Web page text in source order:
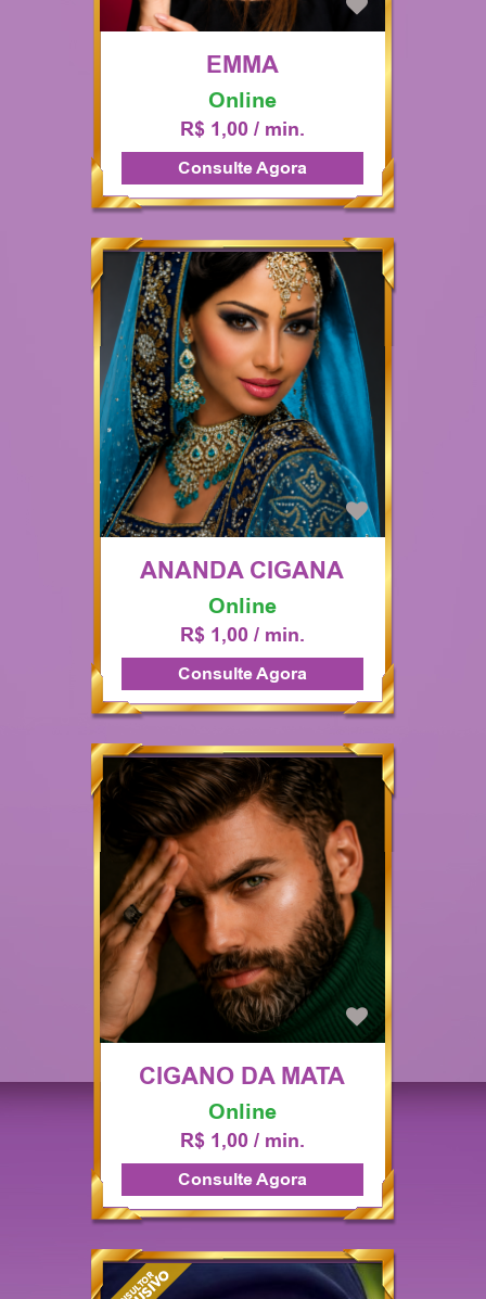
EMMA
Online
R$ 1,00 / min.
Consulte Agora
ANANDA CIGANA
Online
R$ 1,00 / min.
Consulte Agora
CIGANO DA MATA
Online
R$ 1,00 / min.
Consulte Agora